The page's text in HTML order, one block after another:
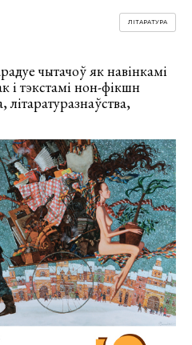
ЛІТАРАТУРА
чытачоў як навінкамі
і тэкстамі нон-фікшн
літаратуразнаўства,